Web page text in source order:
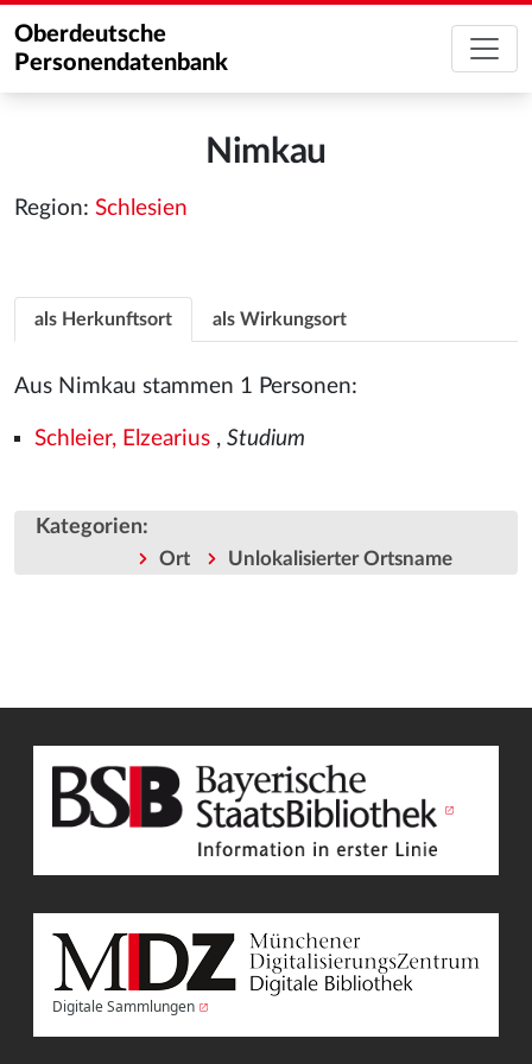
Oberdeutsche
Personendatenbank
Nimkau
Region: Schlesien
als Herkunftsort als Wirkungsort
Aus Nimkau stammen 1 Personen:
Schleier, Elzearius, Studium
Kategorien:
Ort Unlokalisierter Ortsname
Digitale Sammlungen